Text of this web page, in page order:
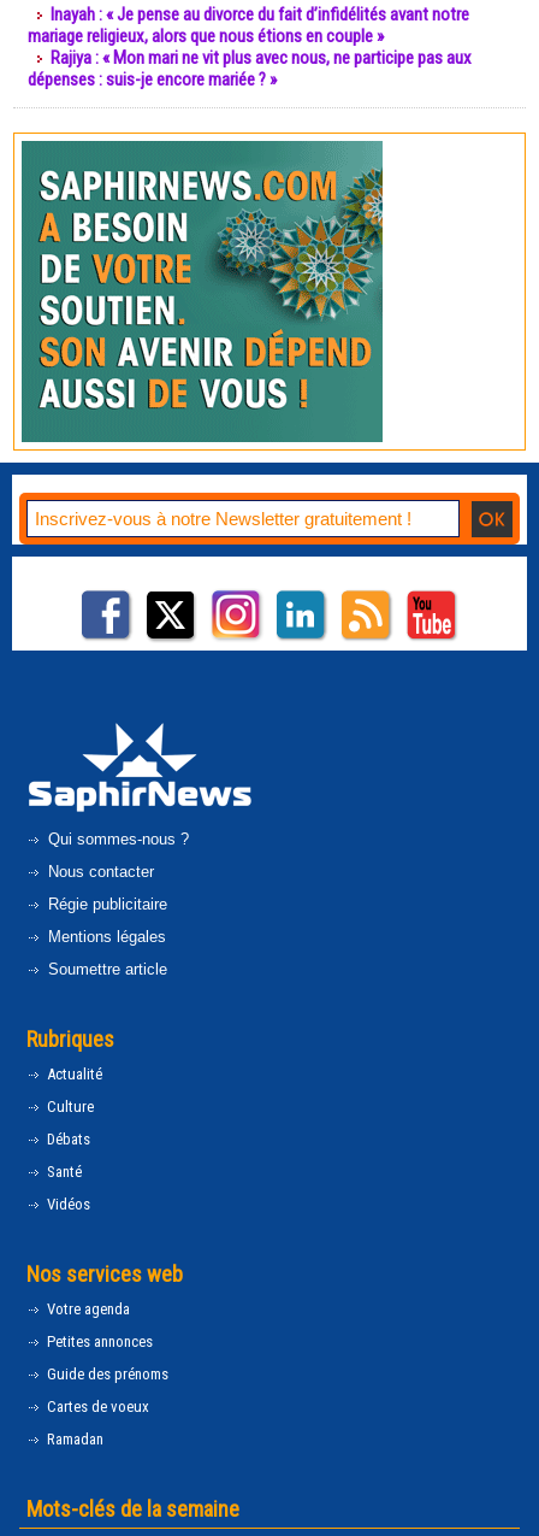
Inayah : « Je pense au divorce du fait d’infidélités avant notre
mariage religieux, alors que nous étions en couple »
Rajiya : « Mon mari ne vit plus avec nous, ne participe pas aux
dépenses : suis-je encore mariée ? »
Qui sommes-nous ?
Nous contacter
Régie publicitaire
Mentions légales
Soumettre article
Rubriques
Actualité
Culture
Débats
Santé
Vidéos
Nos services web
Votre agenda
Petites annonces
Guide des prénoms
Cartes de voeux
Ramadan
Mots-clés de la semaine